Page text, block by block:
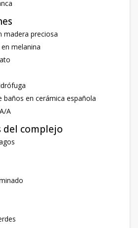
madera preciosa
melanina
baños en cerámica española
A
del complejo